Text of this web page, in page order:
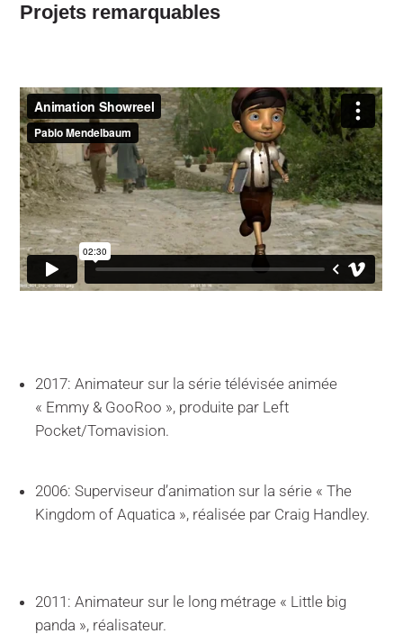
Projets remarquables
2017: Animateur sur la série télévisée animée
« Emmy & GooRoo », produite par Left
Pocket/Tomavision.
2006: Superviseur d’animation sur la série « The
Kingdom of Aquatica », réalisée par Craig Handley.
2011: Animateur sur le long métrage « Little big
panda », réalisateur.